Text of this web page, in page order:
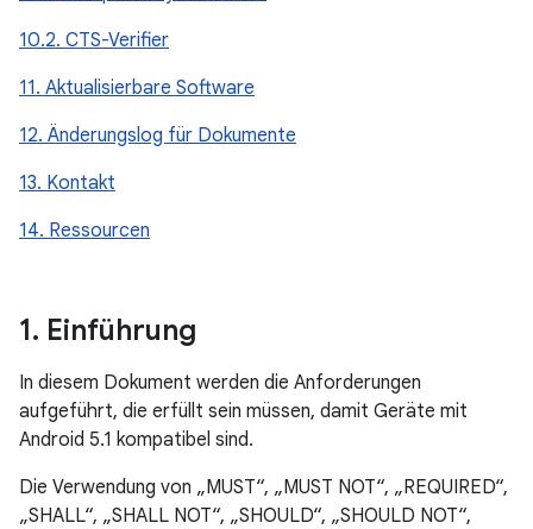
10.2. CTS-Verifier
11. Aktualisierbare Software
12. Änderungslog für Dokumente
13. Kontakt
14. Ressourcen
1. Einführung
In diesem Dokument werden die Anforderungen
aufgeführt, die erfüllt sein müssen, damit Geräte mit
Android 5.1 kompatibel sind.
Die Verwendung von „MUST“, „MUST NOT“, „REQUIRED“,
„SHALL“, „SHALL NOT“, „SHOULD“, „SHOULD NOT“,